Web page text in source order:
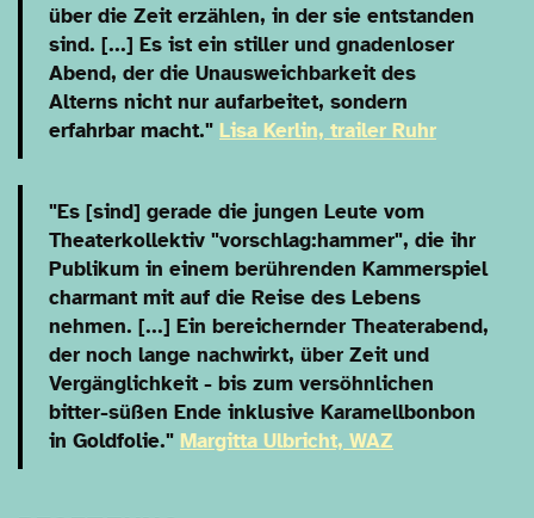
über die Zeit erzählen, in der sie entstanden
sind. [...] Es ist ein stiller und gnadenloser
Abend, der die Unausweichbarkeit des
Alterns nicht nur aufarbeitet, sondern
erfahrbar macht." Lisa Kerlin, trailer Ruhr
"Es [sind] gerade die jungen Leute vom
Theaterkollektiv "vorschlag:hammer", die ihr
Publikum in einem berührenden Kammerspiel
charmant mit auf die Reise des Lebens
nehmen. [...] Ein bereichernder Theaterabend,
der noch lange nachwirkt, über Zeit und
Vergänglichkeit - bis zum versöhnlichen
bitter-süßen Ende inklusive Karamellbonbon
in Goldfolie." Margitta Ulbricht, WAZ